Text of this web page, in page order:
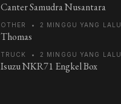
Canter Samudra Nusantara
OTHER • 2 MINGGU YANG LALU
Thomas
TRUCK • 2 MINGGU YANG LALU
Isuzu NKR71 Engkel Box